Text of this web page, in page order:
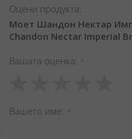
Оцени продукта:
Моет Шандон Нектар
Chandon Nectar Imperial
Вашата оценка
star
stars
stars
stars
stars
Вашето име